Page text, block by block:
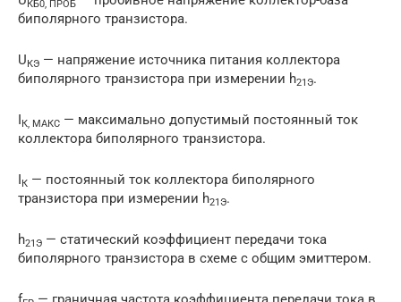
КБ0, ПРОБ
биполярного транзистора.
UКЭ — напряжение источника питания коллектора
биполярного транзистора при измерении h21Э.
IК, МАКС — максимально допустимый постоянный ток
коллектора биполярного транзистора.
IК — постоянный ток коллектора биполярного
транзистора при измерении h21Э.
h21Э — статический коэффициент передачи тока
биполярного транзистора в схеме с общим эмиттером.